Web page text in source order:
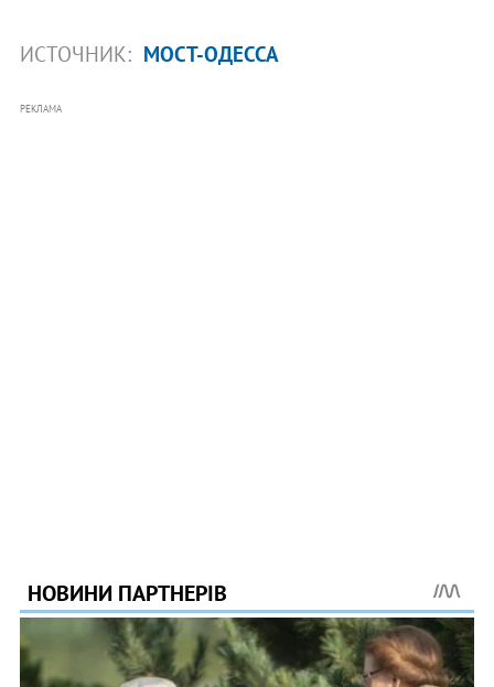
ИСТОЧНИК: МОСТ-ОДЕССА
РЕКЛАМА